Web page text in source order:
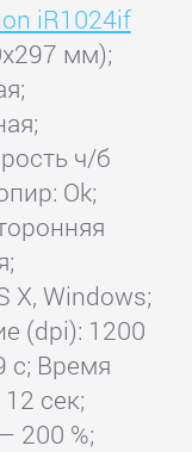
iR1024if
мм);
ч/б
Ok;
X, Windows;
(dpi): 1200
с; Время
сек;
200 %;